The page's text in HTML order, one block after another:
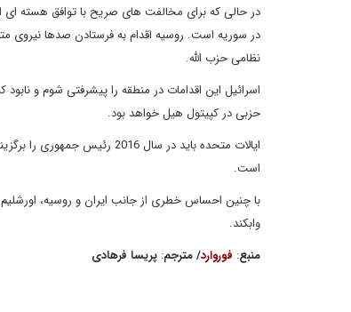
در حالی که برای مخالفت های صریح با توافق هسته ای
در سوریه است. روسیه اقدام به فرستادن صدها نیروی
نظامی حزب الله.
اسرائیل این اقدامات در منطقه را پیشرفتی شوم و
حزبی در کپیتول هیل خواهد بود.
ایالات متحده باید در سال
است.
با چنین احساس خطری از جانب ایران و روسیه،
وابکند.
منبع: فوروارد/مترجم: پریسا فرهادی